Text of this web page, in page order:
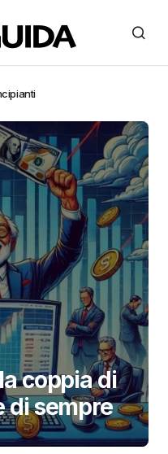
coppia di
di sempre